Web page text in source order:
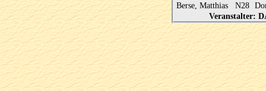
Berse, Matthias N28
Veranstalter: